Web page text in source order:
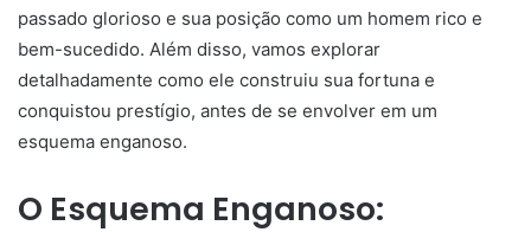
passado glorioso e sua posição como um homem rico e
bem-sucedido. Além disso, vamos explorar
detalhadamente como ele construiu sua fortuna e
conquistou prestígio, antes de se envolver em um
esquema enganoso.
O Esquema Enganoso: